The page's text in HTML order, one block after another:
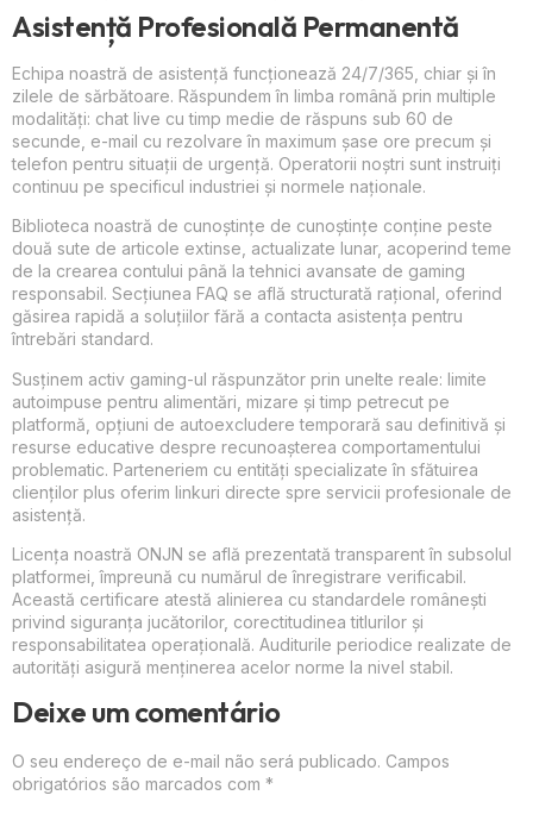
Asistență Profesională Permanentă
Echipa noastră de asistență funcționează 24/7/365, chiar și în
zilele de sărbătoare. Răspundem în limba română prin multiple
modalități: chat live cu timp medie de răspuns sub 60 de
secunde, e-mail cu rezolvare în maximum șase ore precum și
telefon pentru situații de urgență. Operatorii noștri sunt instruiți
continuu pe specificul industriei și normele naționale.
Biblioteca noastră de cunoștințe de cunoștințe conține peste
două sute de articole extinse, actualizate lunar, acoperind teme
de la crearea contului până la tehnici avansate de gaming
responsabil. Secțiunea FAQ se află structurată rațional, oferind
găsirea rapidă a soluțiilor fără a contacta asistența pentru
întrebări standard.
Susținem activ gaming-ul răspunzător prin unelte reale: limite
autoimpuse pentru alimentări, mizare și timp petrecut pe
platformă, opțiuni de autoexcludere temporară sau definitivă și
resurse educative despre recunoașterea comportamentului
problematic. Parteneriem cu entități specializate în sfătuirea
clienților plus oferim linkuri directe spre servicii profesionale de
asistență.
Licența noastră ONJN se află prezentată transparent în subsolul
platformei, împreună cu numărul de înregistrare verificabil.
Această certificare atestă alinierea cu standardele românești
privind siguranța jucătorilor, corectitudinea titlurilor și
responsabilitatea operațională. Auditurile periodice realizate de
autorități asigură menținerea acelor norme la nivel stabil.
Deixe um comentário
O seu endereço de e-mail não será publicado. Campos
obrigatórios são marcados com *